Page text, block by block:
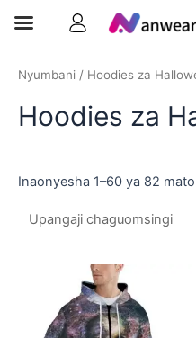
Nyumbani / Hoodies za
Hoodies za
Inaonyesha 1–60 ya 82